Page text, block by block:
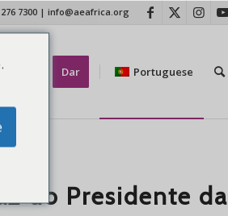
7300 | info@aeafrica.org
nos Dar Portuguese
do Presidente da